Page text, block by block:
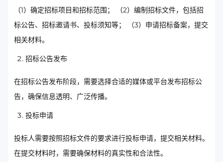
（1）确定招标项目和招标范围； （2）编制招标文件，包括招
标公告、招标邀请书、投标须知等； （3）申请招标备案，提交
相关材料。
招标公告发布
在招标公告发布阶段，需要选择合适的媒体或平台发布招标公
告，确保信息透明、广泛传播。
投标申请
投标人需要按照招标文件的要求进行投标申请，提交相关材料。
在提交材料时，需要确保材料的真实性和合法性。